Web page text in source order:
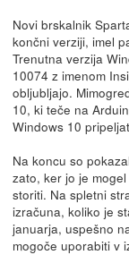
Novi brskalnik
končni verziji, imel
Trenutna verzija
10074 z imenom
obljubljajo.
10, ki teče na
Windows 10
Na koncu so
zato, ker jo je
storiti. Na spletni
izračuna, koliko je
januarja, uspešno
mogoče uporabiti v